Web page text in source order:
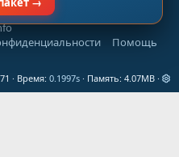
Помощь
71 Время 0.1997s Память 4.07MB